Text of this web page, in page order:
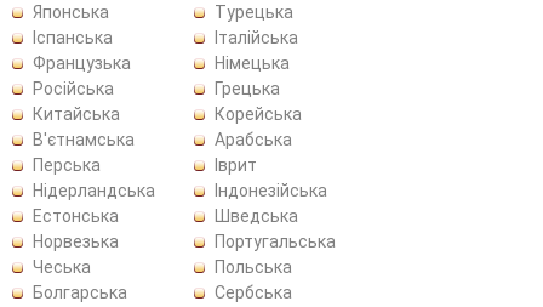
Японська
Турецька
Іспанська
Італійська
Французька
Німецька
Російська
Грецька
Китайська
Корейська
В'єтнамська
Арабська
Перська
Іврит
Нідерландська
Індонезійська
Естонська
Шведська
Норвезька
Португальська
Чеська
Польська
Болгарська
Сербська